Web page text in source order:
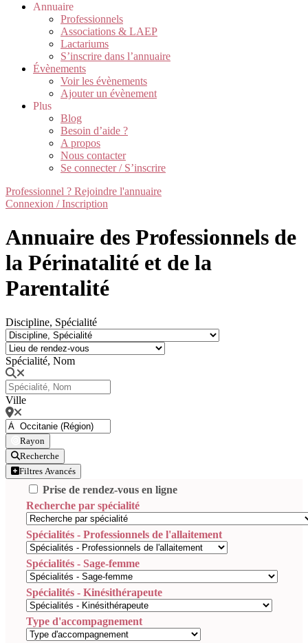
Annuaire
Professionnels
Associations & LAEP
Lactariums
S’inscrire dans l’annuaire
Évènements
Voir les évènements
Ajouter un évènement
Plus
Blog
Besoin d’aide ?
A propos
Nous contacter
Se connecter / S’inscrire
Professionnel ? Rejoindre l'annuaire
Connexion / Inscription
Annuaire des Professionnels de
la Périnatalité et de la
Parentalité
Discipline, Spécialité
Spécialité, Nom
Ville
Rayon
Recherche
Filtres Avancés
Prise de rendez-vous en ligne
Recherche par spécialité
Spécialités - Professionnels de l'allaitement
Spécialités - Sage-femme
Spécialités - Kinésithérapeute
Type d'accompagnement